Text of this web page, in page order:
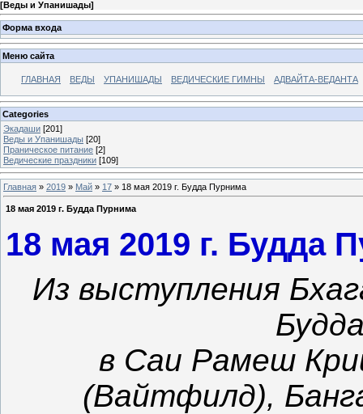
[Веды и Упанишады]
Форма входа
Меню сайта
ГЛАВНАЯ ВЕДЫ УПАНИШАДЫ ВЕДИЧЕСКИЕ ГИМНЫ АДВАЙТА-ВЕДАНТА
Categories
Экадаши [201]
Веды и Упанишады [20]
Праническое питание [2]
Ведические праздники [109]
Главная » 2019 » Май » 17 » 18 мая 2019 г. Будда Пурнима
18 мая 2019 г. Будда Пурнима
18 мая 2019 г. Будда
Из выступления
в Саи Рамеш
(Вайтфилд),